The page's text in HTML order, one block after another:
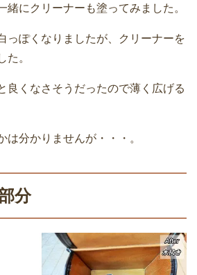
緒にクリーナーも塗ってみました。
っぽくなりましたが、クリーナーを
た。
良くなさそうだったので薄く広げる
は分かりませんが・・・。
分